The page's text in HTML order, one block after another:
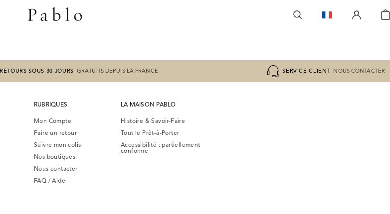
RETOURS SOUS 30 JOURS GRATUITS DEPUIS LA FRANCE SERVICE CLIENT NOUS CONTACTER
RUBRIQUES
Mon Compte
Faire un retour
Suivre mon colis
Nos boutiques
Nous contacter
FAQ / Aide
LA MAISON PABLO
Histoire & Savoir-Faire
Tout le Prêt-à-Porter
Accessibilité : partiellement
conforme